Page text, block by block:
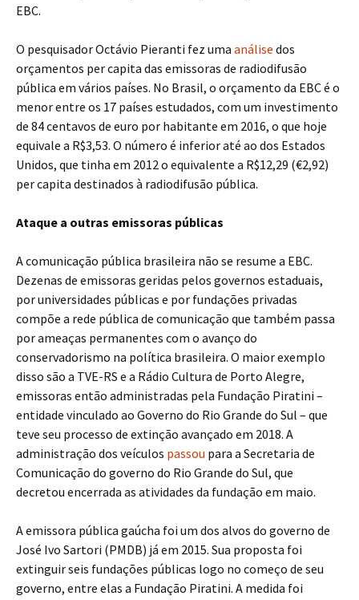
EBC.
O pesquisador Octávio Pieranti fez uma análise dos
orçamentos per capita das emissoras de radiodifusão
pública em vários países. No Brasil, o orçamento da EBC é o
menor entre os 17 países estudados, com um investimento
de 84 centavos de euro por habitante em 2016, o que hoje
equivale a R$3,53. O número é inferior até ao dos Estados
Unidos, que tinha em 2012 o equivalente a R$12,29 (€2,92)
per capita destinados à radiodifusão pública.
Ataque a outras emissoras públicas
A comunicação pública brasileira não se resume a EBC.
Dezenas de emissoras geridas pelos governos estaduais,
por universidades públicas e por fundações privadas
compõe a rede pública de comunicação que também passa
por ameaças permanentes com o avanço do
conservadorismo na política brasileira. O maior exemplo
disso são a TVE-RS e a Rádio Cultura de Porto Alegre,
emissoras então administradas pela Fundação Piratini –
entidade vinculado ao Governo do Rio Grande do Sul – que
teve seu processo de extinção avançado em 2018. A
administração dos veículos passou para a Secretaria de
Comunicação do governo do Rio Grande do Sul, que
decretou encerrada as atividades da fundação em maio.
A emissora pública gaúcha foi um dos alvos do governo de
José Ivo Sartori (PMDB) já em 2015. Sua proposta foi
extinguir seis fundações públicas logo no começo de seu
governo, entre elas a Fundação Piratini. A medida foi